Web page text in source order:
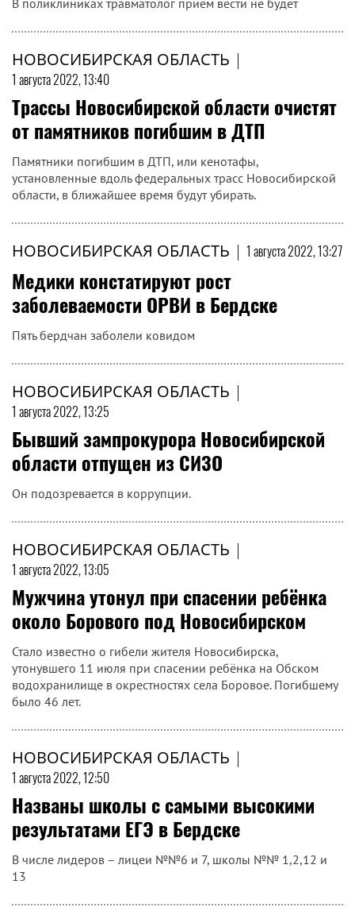
В поликлиниках травматолог приём вести не будет
НОВОСИБИРСКАЯ ОБЛАСТЬ |
1 августа 2022, 13:40
Трассы Новосибирской области очистят
от памятников погибшим в ДТП
Памятники погибшим в ДТП, или кенотафы,
установленные вдоль федеральных трасс Новосибирской
области, в ближайшее время будут убирать.
НОВОСИБИРСКАЯ ОБЛАСТЬ | 1 августа 2022, 13:27
Медики констатируют рост
заболеваемости ОРВИ в Бердске
Пять бердчан заболели ковидом
НОВОСИБИРСКАЯ ОБЛАСТЬ |
1 августа 2022, 13:25
Бывший зампрокурора Новосибирской
области отпущен из СИЗО
Он подозревается в коррупции.
НОВОСИБИРСКАЯ ОБЛАСТЬ |
1 августа 2022, 13:05
Мужчина утонул при спасении ребёнка
около Борового под Новосибирском
Стало известно о гибели жителя Новосибирска,
утонувшего 11 июля при спасении ребёнка на Обском
водохранилище в окрестностях села Боровое. Погибшему
было 46 лет.
НОВОСИБИРСКАЯ ОБЛАСТЬ |
1 августа 2022, 12:50
Названы школы с самыми высокими
результатами ЕГЭ в Бердске
В числе лидеров – лицеи №№6 и 7, школы №№ 1,2,12 и
13